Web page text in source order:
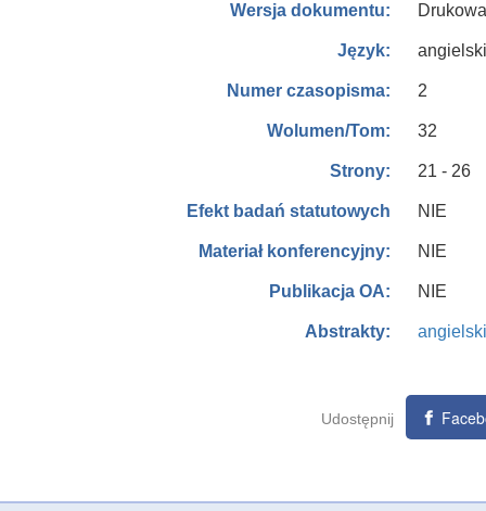
Wersja dokumentu:
Język: angielski
Numer czasopisma: 2
Wolumen/Tom: 32
Strony: 21 - 26
Efekt badań statutowych NIE
Materiał konferencyjny: NIE
Publikacja OA: NIE
Abstrakty: angielski
Udostępnij